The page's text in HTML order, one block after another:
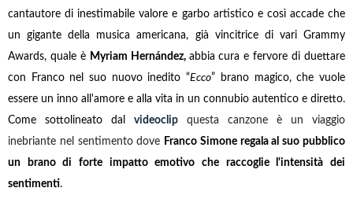
cantautore di inestimabile valore e garbo artistico e così accade che
un gigante della musica americana, già vincitrice di vari Grammy
Awards, quale è Myriam Hernández, abbia cura e fervore di duettare
con Franco nel suo nuovo inedito “Ecco” brano magico, che vuole
essere un inno all'amore e alla vita in un connubio autentico e diretto.
Come sottolineato dal videoclip
questa canzone è un viaggio
inebriante nel sentimento dove Franco Simone regala al suo pubblico
un brano di forte impatto emotivo che raccoglie l'intensità dei
sentimenti.